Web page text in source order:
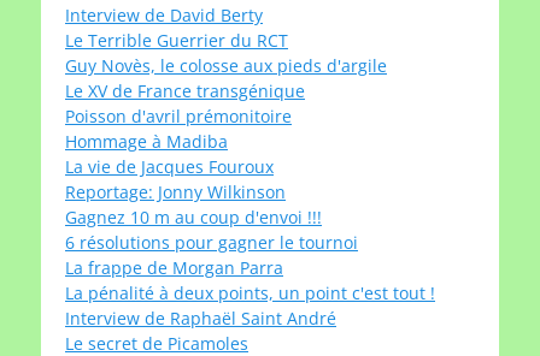
Interview de David Berty
Le Terrible Guerrier du RCT
Guy Novès, le colosse aux pieds d'argile
Le XV de France transgénique
Poisson d'avril prémonitoire
Hommage à Madiba
La vie de Jacques Fouroux
Reportage: Jonny Wilkinson
Gagnez 10 m au coup d'envoi !!!
6 résolutions pour gagner le tournoi
La frappe de Morgan Parra
La pénalité à deux points, un point c'est tout !
Interview de Raphaël Saint André
Le secret de Picamoles